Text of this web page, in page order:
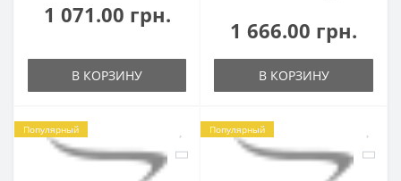
1 071.00 грн.
В КОРЗИНУ
1 666.00 грн.
В КОРЗИНУ
Популярный Популярный